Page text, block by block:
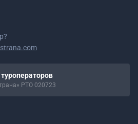
РТО 020723